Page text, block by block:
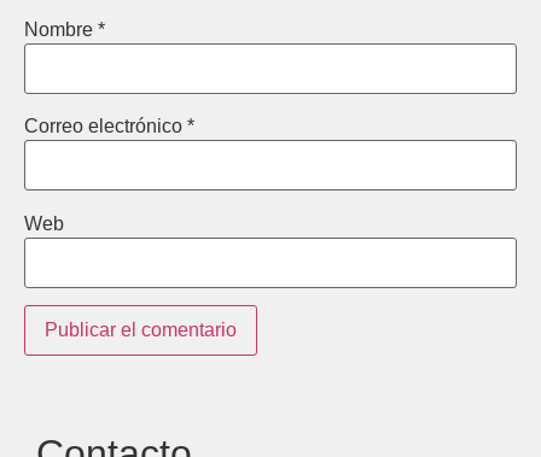
Nombre *
Correo electrónico *
Web